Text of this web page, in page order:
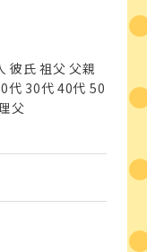
彼氏 祖父 父親
代 30代 40代 50
父